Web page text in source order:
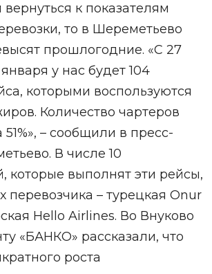
к показателям
то в Шереметьево
прошлогодние. «С 27
у нас будет 104
которыми воспользуются
Количество чартеров
– сообщили в пресс-
В числе 10
которые выполнят эти рейсы,
перевозчика – турецкая Onur
Hello Airlines. Во Внуково
«БАНКО» рассказали, что
роста